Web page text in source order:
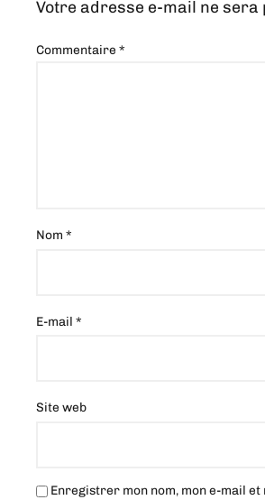
Votre adresse e-mail ne sera
Commentaire *
Nom *
E-mail *
Site web
Enregistrer mon nom, mon e-mail